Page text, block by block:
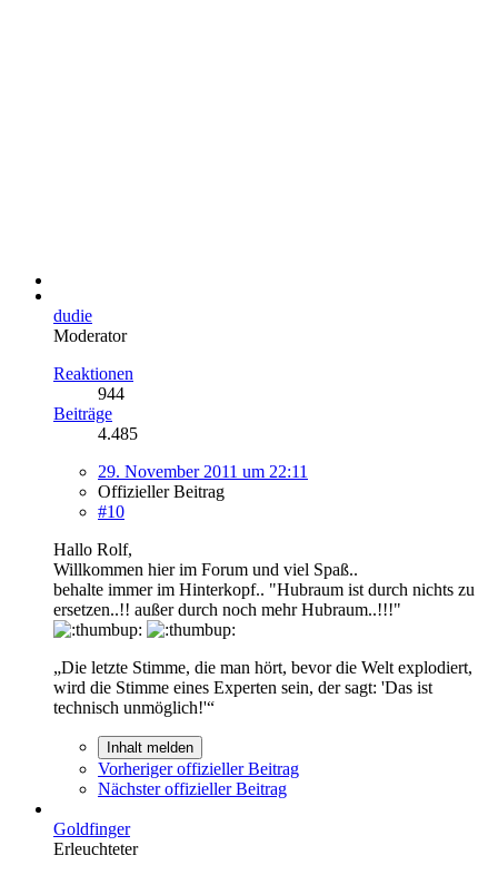
dudie
Moderator
Reaktionen
944
Beiträge
4.485
29. November 2011 um 22:11
Offizieller Beitrag
#10
Hallo Rolf,
Willkommen hier im Forum und viel Spaß..
behalte immer im Hinterkopf.. "Hubraum ist durch nichts zu
ersetzen..!! außer durch noch mehr Hubraum..!!!"
„Die letzte Stimme, die man hört, bevor die Welt explodiert,
wird die Stimme eines Experten sein, der sagt: 'Das ist
technisch unmöglich!'“
Inhalt melden
Vorheriger offizieller Beitrag
Nächster offizieller Beitrag
Goldfinger
Erleuchteter